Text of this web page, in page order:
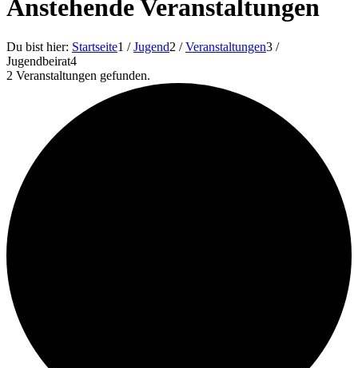
Anstehende Veranstaltungen
Du bist hier: Startseite1 / Jugend2 / Veranstaltungen3 /
Jugendbeirat4
2 Veranstaltungen gefunden.